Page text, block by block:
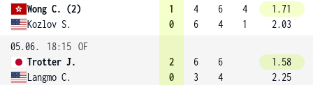
Wong C. (2)
Kozlov S.
1
0
4
6
6
4
4
1
1.71
2.03
05.06.
18:15 OF
Trotter J.
Langmo C.
2
0
6
3
6
4
1.58
2.25